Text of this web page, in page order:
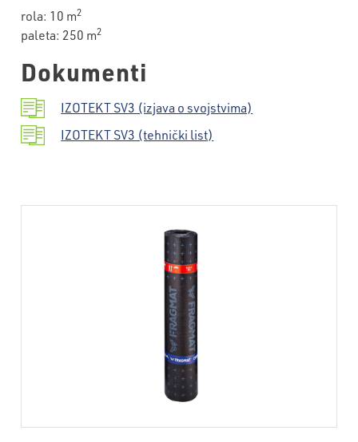
rola: 10 m2
paleta: 250 m2
Dokumenti
IZOTEKT SV3 (izjava o svojstvima)
IZOTEKT SV3 (tehnički list)